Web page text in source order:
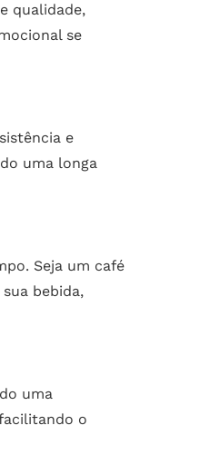
qualidade,
se
e
uma longa
Seja um café
bebida,
uma
o